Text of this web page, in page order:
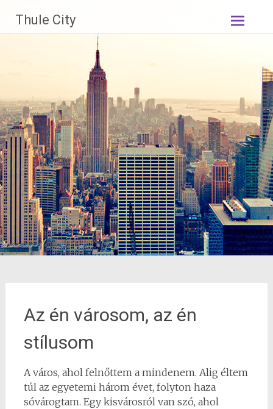
content
Thule City
Az én városom, az én
stílusom
A város, ahol felnőttem a mindenem. Alig éltem
túl az egyetemi három évet, folyton haza
sóvárogtam. Egy kisvárosról van szó, ahol